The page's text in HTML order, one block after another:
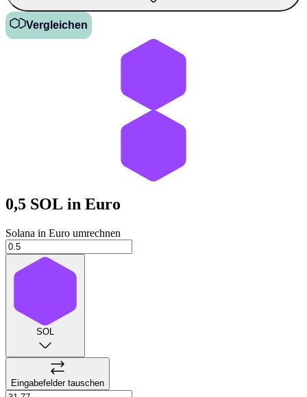
Vergleichen
0,5 SOL in Euro
Solana in Euro umrechnen
SOL
Eingabefelder tauschen